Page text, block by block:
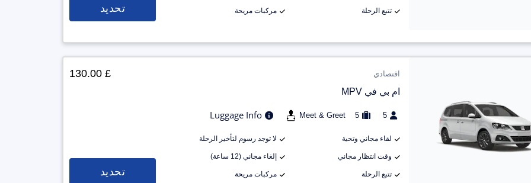
تتبع الرحلة مركبات مريحة تحديد
اقتصادي
ام بي في MPV
5
5
Meet & Greet
Luggage Info
لقاء مجاني وتحية لا توجد رسوم لتأخير الرحلة
وقت انتظار مجاني إلغاء مجاني (12 ساعة)
تتبع الرحلة مركبات مريحة
£ 130.00
تحديد